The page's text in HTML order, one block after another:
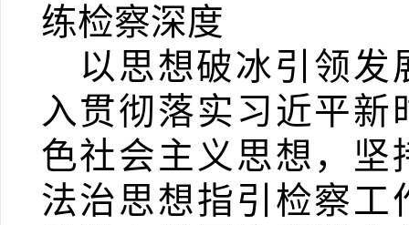
练检察深度
以思想破冰引领发
入贯彻落实习近平新
色社会主义思想，坚
法治思想指引检察工